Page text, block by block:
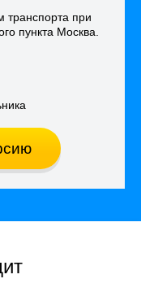
транспорта при
пункта Москва